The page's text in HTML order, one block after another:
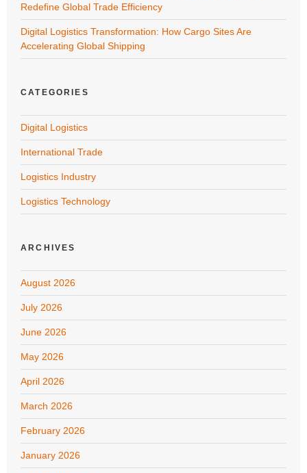
Redefine Global Trade Efficiency
Digital Logistics Transformation: How Cargo Sites Are
Accelerating Global Shipping
CATEGORIES
Digital Logistics
International Trade
Logistics Industry
Logistics Technology
ARCHIVES
August 2026
July 2026
June 2026
May 2026
April 2026
March 2026
February 2026
January 2026